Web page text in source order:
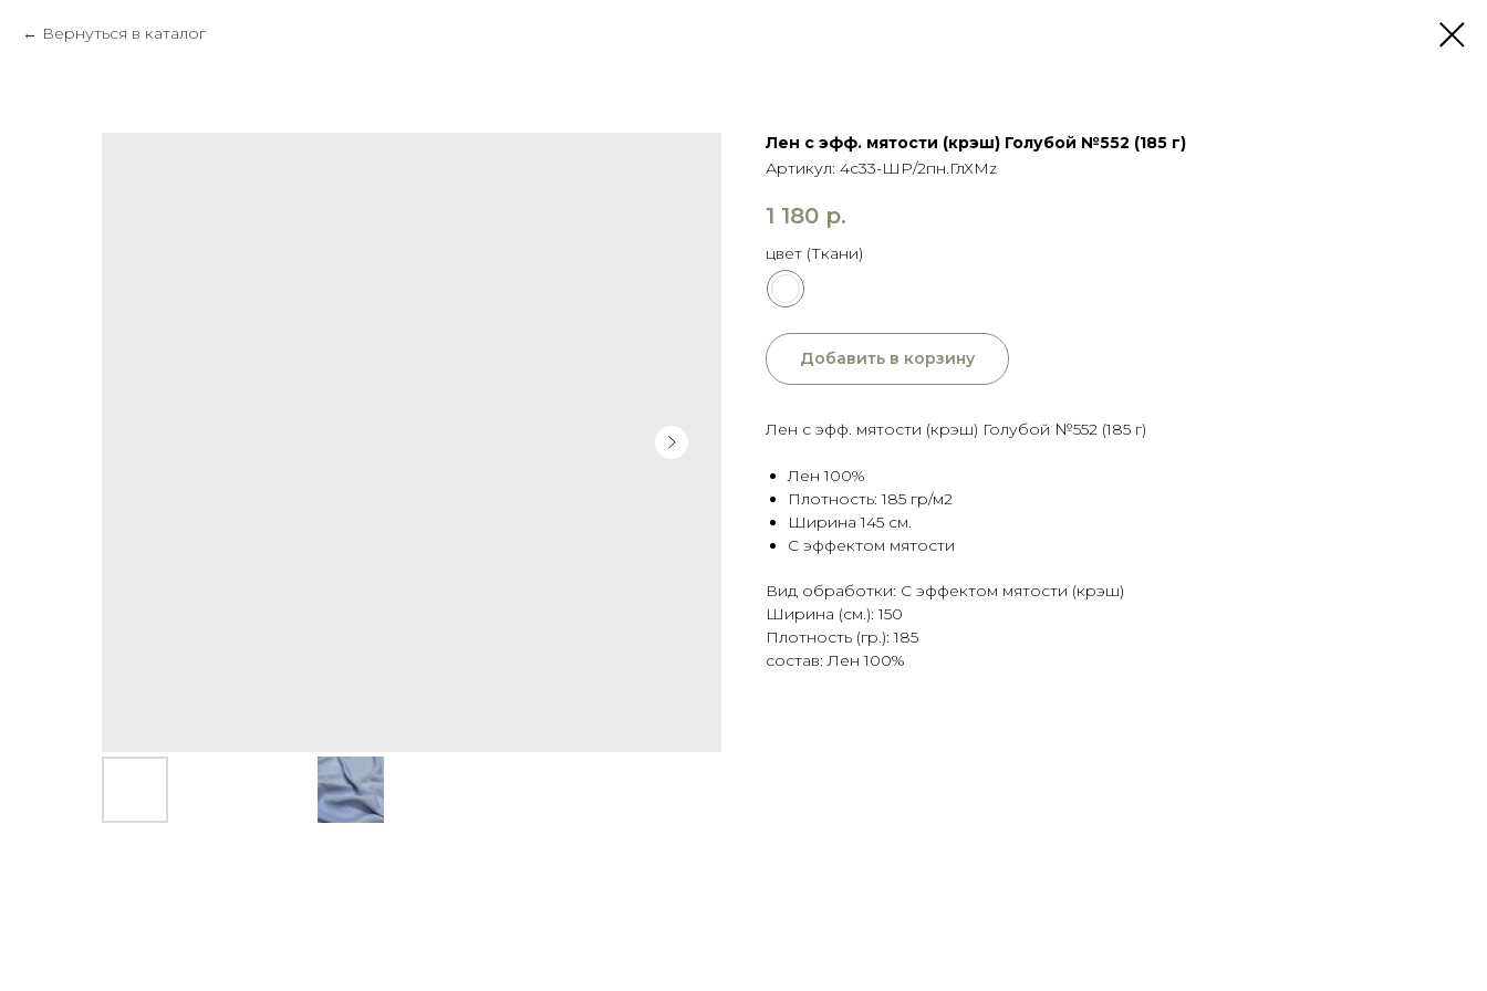
Вернуться в каталог
Лен с эфф. мятости (крэш) Голубой №552 (185 г)
Артикул: 4с33-ШР/2пн.ГлХМz
1 180 р.
цвет (Ткани)
Добавить в корзину
Лен с эфф. мятости (крэш) Голубой №552 (185 г)
Лен 100%
Плотность: 185 гр/м2
Ширина 145 см.
С эффектом мятости
Вид обработки: С эффектом мятости (крэш)
Ширина (см.): 150
Плотность (гр.): 185
состав: Лен 100%